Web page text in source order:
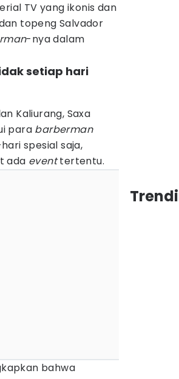
TV yang ikonis dan
topeng Salvador
-nya dalam
setiap hari
Kaliurang, Saxa
para barberman
spesial saja,
ada eventtertentu.
bahwa